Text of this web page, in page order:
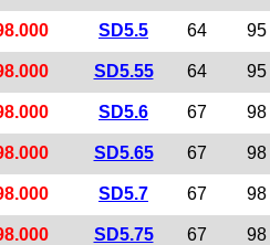
SD5.5 64 95
SD5.55 64 95
SD5.6 67 98
SD5.65 67 98
SD5.7 67 98
SD5.75 67 98